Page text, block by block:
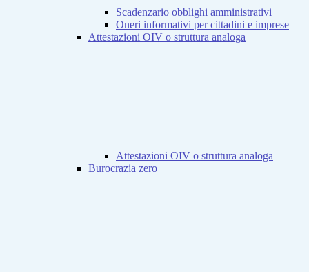
Scadenzario obblighi amministrativi
Oneri informativi per cittadini e imprese
Attestazioni OIV o struttura analoga
Attestazioni OIV o struttura analoga
Burocrazia zero